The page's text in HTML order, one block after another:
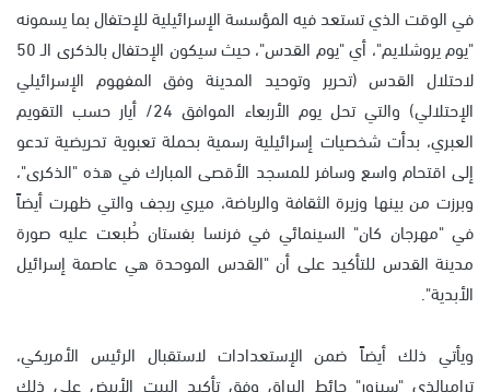
في الوقت الذي تستعد فيه المؤسسة الإسرائيلية للإحتفال بما يسمونه
"يوم يروشلايم"، أي "يوم القدس"، حيث سيكون الإحتفال بالذكرى الـ 50
لاحتلال القدس (تحرير وتوحيد المدينة وفق المفهوم الإسرائيلي
الإحتلالي) والتي تحل يوم الأربعاء الموافق 24/ أيار حسب التقويم
العبري، بدأت شخصيات إسرائيلية رسمية بحملة تعبوية تحريضية تدعو
إلى اقتحام واسع وسافر للمسجد الأقصى المبارك في هذه "الذكرى"،
وبرزت من بينها وزيرة الثقافة والرياضة، ميري ريجف والتي ظهرت أيضاً
في "مهرجان كان" السينمائي في فرنسا بفستان طُبعت عليه صورة
مدينة القدس للتأكيد على أن "القدس الموحدة هي عاصمة إسرائيل
الأبدية".
ويأتي ذلك أيضاً ضمن الإستعدادات لاستقبال الرئيس الأمريكي،
ترامبالذي "سيزور" حائط البراق وفق تأكيد البيت الأبيض على ذلك